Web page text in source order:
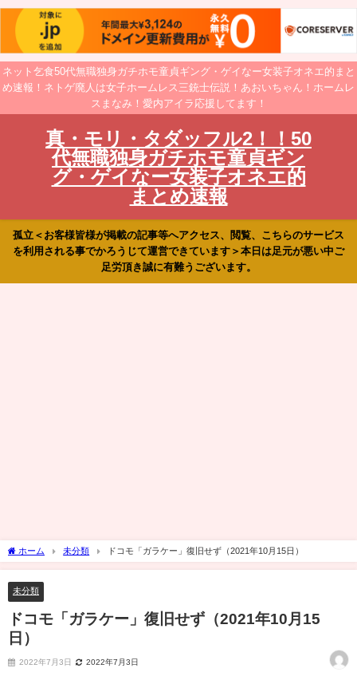
ネット乞食50代無職独身ガチホモ童貞ギング・ゲイなー女装子オネエ的まと
め速報！ネトゲ廃人は女子ホームレス三銃士伝説！あおいちゃん！ホームレ
スまなみ！愛内アイラ応援してます！
真・モリ・タダッフル2！！50
代無職独身ガチホモ童貞ギン
グ・ゲイなー女装子オネエ的
まとめ速報
孤立＜お客様皆様が掲載の記事等へアクセス、閲覧、こちらのサービス
を利用される事でかろうじて運営できています＞本日は足元が悪い中ご
足労頂き誠に有難うございます。
ホーム 未分類 ドコモ「ガラケー」復旧せず（2021年10月15日）
未分類
ドコモ「ガラケー」復旧せず（2021年10月15
日）
2022年7月3日 2022年7月3日